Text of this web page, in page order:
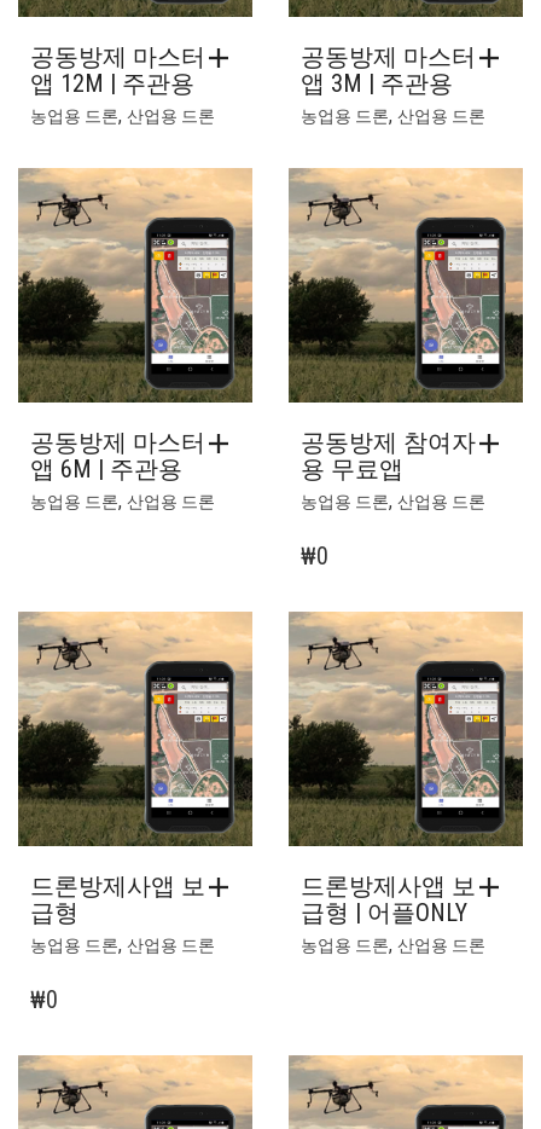
공동방제 마스터
앱 12M | 주관용
농업용 드론, 산업용 드론
공동방제 마스터
앱 3M | 주관용
농업용 드론, 산업용 드론
공동방제 마스터
앱 6M | 주관용
농업용 드론, 산업용 드론
공동방제 참여자
용 무료앱
농업용 드론, 산업용 드론
₩0
드론방제사앱 보
급형
농업용 드론, 산업용 드론
₩0
드론방제사앱 보
급형 | 어플ONLY
농업용 드론, 산업용 드론